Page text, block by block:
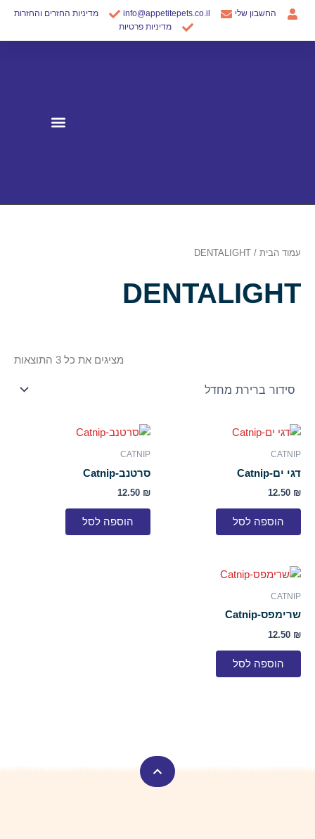
דילוג
החשבון שלי info@appetitepets.co.il
מדיניות החזרים והחזרות
מדיניות פרטיות
עמוד הבית / DENTALIGHT
DENTALIGHT
מציגים את כל ⁦3⁩ התוצאות
CATNIP
דגי ים-Catnip
12.50 ₪
הוספה לסל
CATNIP
סרטנב-Catnip
12.50 ₪
הוספה לסל
CATNIP
שרימפס-Catnip
12.50 ₪
הוספה לסל